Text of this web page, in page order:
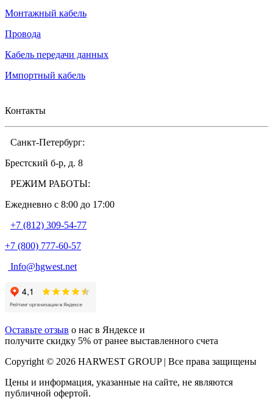
Монтажный кабель
Провода
Кабель передачи данных
Импортный кабель
Контакты
Санкт-Петербург:
Брестский б-р, д. 8
РЕЖИМ РАБОТЫ:
Ежедневно c 8:00 до 17:00
+7 (812) 309-54-77
+7 (800) 777-60-57
Info@hgwest.net
Оставьте отзыв о нас в Яндексе и
получите скидку 5% от ранее выставленного счета
Copyright © 2026 HARWEST GROUP | Все права защищены
Цены и информация, указанные на сайте, не являются
публичной офертой.